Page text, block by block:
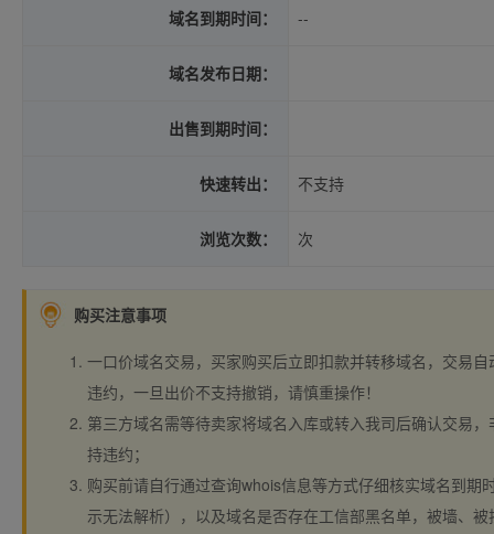
域名到期时间： --
域名发布日期：
出售到期时间：
快速转出： 不支持
浏览次数： 次
购买注意事项
一口价域名交易，买家购买后立即扣款并转移域名，交易
违约，一旦出价不支持撤销，请慎重操作！
第三方域名需等待卖家将域名入库或转入我司后确认交易
持违约；
购买前请自行通过查询whois信息等方式仔细核实域名到期
示无法解析），以及域名是否存在工信部黑名单，被墙、